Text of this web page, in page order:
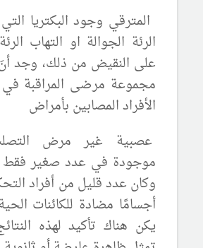
المترقي وجود البكتريا التي
الرئة الجوالة او التهاب
على النقيض من ذلك، وجد أنَ
مجموعة مرضى المراقبة في
الأفراد المصابين بأمراض
عصبية غير مرض
موجودة في عدد صغير فقط
وكان عدد قليل من أفراد
أجسامًا مضادة للكائنات
يكن هناك تأكيد لهذه